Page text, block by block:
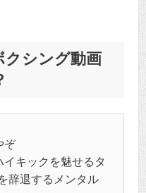
クシング動画
ぞ
キックを魅せるタ
辞退するメンタル